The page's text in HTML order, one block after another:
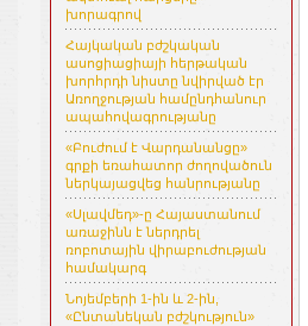
խորագրով
Հայկական բժշկական
ասոցիացիայի հերթական
խորհրդի նիստը նվիրված էր
Առողջության համընդհանուր
ապահովագրությանը
«Բուժում է Վարդանանցը»
գրքի եռահատոր ժողովածուն
ներկայացվեց հանրությանը
«Սլավմեդ»-ը Հայաստանում
առաջինն է ներդրել
ռոբոտային վիրաբուժության
համակարգ
Նոյեմբերի 1-ին և 2-ին,
«Ընտանեկան բժշկություն»